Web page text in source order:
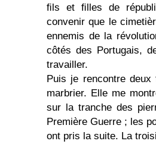
ﬁls et ﬁlles de
convenir que le
ennemis de la
côtés des Portugais,
travailler.
Puis je rencontre deux
marbrier. Elle me
sur la tranche des
Première Guerre ; les
ont pris la suite. La